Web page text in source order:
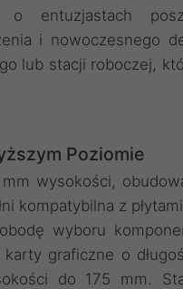
entuzjastach
i nowoczesnego
lub stacji roboczej,
Poziomie
wysokości,
kompatybilna z
wyboru
graficzne o
do 175 mm.